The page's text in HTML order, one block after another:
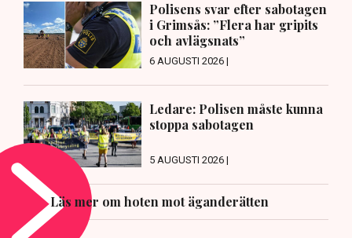
Polisens svar efter sabotagen
i Grimsås: ”Flera har gripits
och avlägsnats”
6 AUGUSTI 2026 |
Ledare: Polisen måste kunna
stoppa sabotagen
5 AUGUSTI 2026 |
Läs mer om hoten mot äganderätten